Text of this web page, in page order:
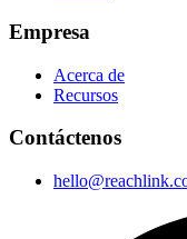
Empresa
Acerca de
Recursos
Contáctenos